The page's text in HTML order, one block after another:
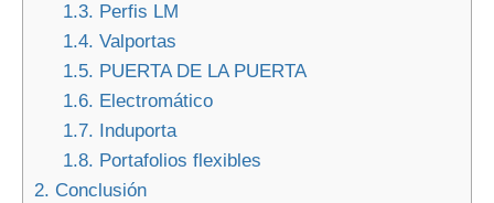
1.3. Perfis LM
1.4. Valportas
1.5. PUERTA DE LA PUERTA
1.6. Electromático
1.7. Induporta
1.8. Portafolios flexibles
2. Conclusión